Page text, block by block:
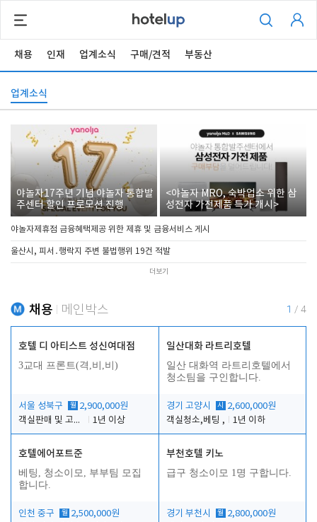
채용 인재 업계소식 구매/견적 부동산
업계소식
야놀자17주년 기념 야놀자 통합발
주센터 할인 프로모션 진행
<야놀자 MRO, 숙박업소 위한 삼
성전자 가전제품 특가 개시>
야놀자제휴점 금융혜택제공 위한 제휴 및 금융서비스 게시
울산시, 피서․행락지 주변 불법행위 19건 적발
더보기
채용 메인박스 1 / 4
호텔 디 아티스트 성신여대점
3교대 프론트(격,비,비)
서울 성북구 월 2,900,000원
객실판매 및 고객응대
1년 이상
일산대화 라트리호텔
일산 대화역 라트리호텔에서
청소팀을 구인합니다.
경기 고양시 시
2,600,000원
객실청소,베팅 ,
1년 이하
호텔에어포트준
베팅, 청소이모, 부부팀 모집
합니다.
인천 중구 월 2,500,000원
부천호텔 키노
급구 청소이모 1명 구합니다.
경기 부천시 월 2,800,000원